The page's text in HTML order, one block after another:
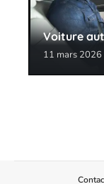
Voiture
11 mars 2026